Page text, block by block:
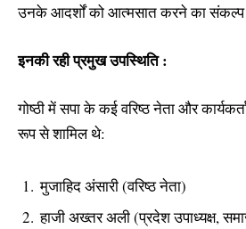
उनके आदर्शों को आत्मसात करने का संकल्प
इनकी रही प्रमुख उपस्थिति :
गोष्ठी में सपा के कई वरिष्ठ नेता और
रूप से शामिल थे:
मुजाहिद अंसारी (वरिष्ठ नेता)
हाजी अख्तर अली (प्रदेश उपाध्यक्ष,